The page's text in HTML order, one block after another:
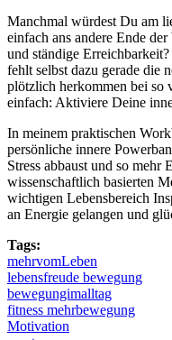
Manchmal würdest Du am
einfach ans andere Ende
und ständige
fehlt selbst dazu gerade die
plötzlich herkommen bei so
einfach: Aktiviere Deine
In meinem praktischen
persönliche innere
Stress abbaust und so
wissenschaftlich basierten
wichtigen Lebensbereich
an Energie gelangen und
Tags:
mehrvomLeben
lebensfreude bewegung
bewegungimalltag
fitness mehrbewegung
Motivation